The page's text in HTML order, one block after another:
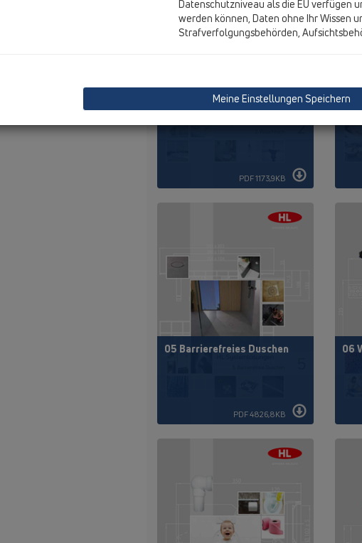
02 Waschtisch
PDF 1173,9KB
03
05 Barrierefreies Duschen
PDF 4826,8KB
06
Datenschutzniveau als die EU verfügen
werden können, Daten ohne Ihr Wissen
Strafverfolgungsbehörden,
Meine Einstellungen Speichern